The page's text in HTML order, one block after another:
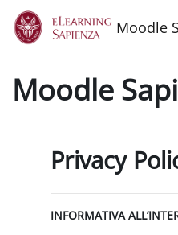
Vai al contenuto principale
Moodle
Moodle
Privacy
INFORMATIVA